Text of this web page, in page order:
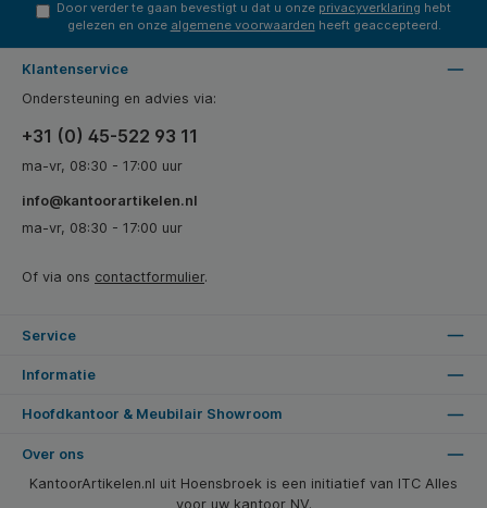
Door verder te gaan bevestigt u dat u onze privacyverklaring hebt
gelezen en onze algemene voorwaarden heeft geaccepteerd.
Klantenservice
Ondersteuning en advies via:
+31 (0) 45-522 93 11
ma-vr, 08:30 - 17:00 uur
info@kantoorartikelen.nl
ma-vr, 08:30 - 17:00 uur
Of via ons contactformulier.
Service
Informatie
Hoofdkantoor & Meubilair Showroom
Over ons
KantoorArtikelen.nl uit Hoensbroek is een initiatief van ITC Alles
voor uw kantoor NV.